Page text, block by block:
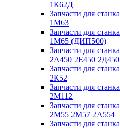
1К62Д
Запчасти для станка
1М63
Запчасти для станка
1М65 (ДИП500)
Запчасти для станка
2А450 2Е450 2Д450
Запчасти для станка
2К52
Запчасти для станка
2М112
Запчасти для станка
2М55 2М57 2А554
Запчасти для станка